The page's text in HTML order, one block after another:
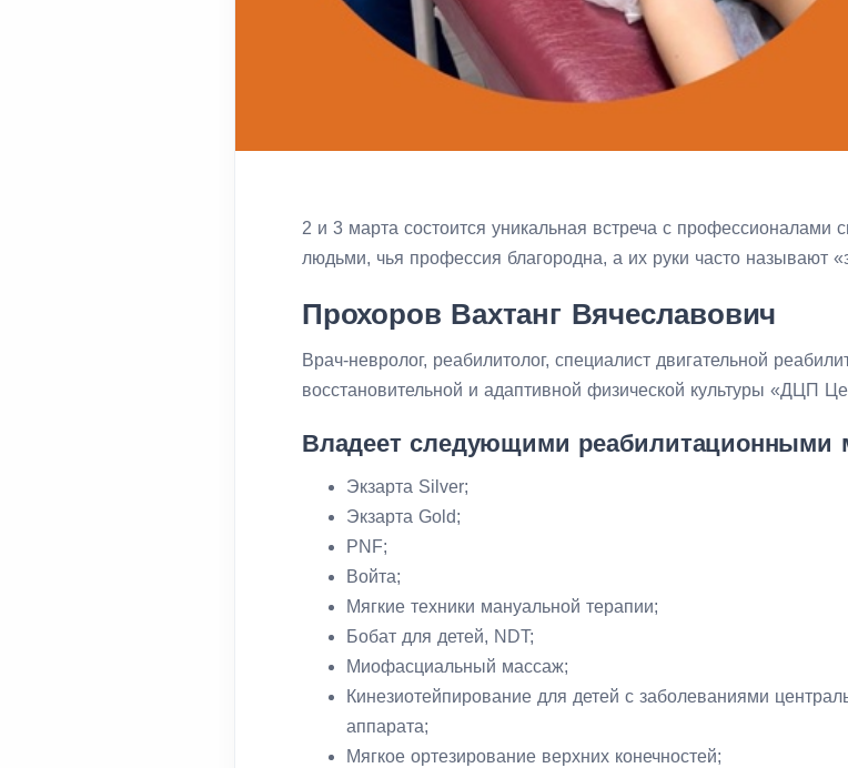
2 и 3 марта состоится уникальная встреча с профессионалами
людьми, чья профессия благородна, а их руки часто называют
Прохоров​ Вахтанг Вячеславович
Врач-невролог, реабилитолог, специалист двигательной
восстановительной и адаптивной физической культуры «ДЦП
Владеет следующими реабилитационными
Экзарта Silver;
Экзарта Gold;
PNF;
Войта;
Мягкие техники мануальной терапии;
Бобат для детей, NDT;
Миофасциальный массаж;
Кинезиотейпирование для детей с заболеваниями
аппарата;
Мягкое ортезирование верхних конечностей;